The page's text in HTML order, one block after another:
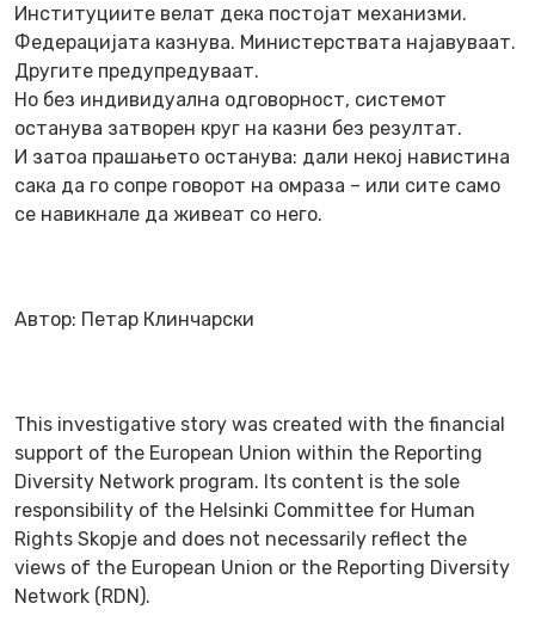
Институциите велат дека постојат механизми.
Федерацијата казнува. Министерствата најавуваат.
Другите предупредуваат.
Но без индивидуална одговорност, системот
останува затворен круг на казни без резултат.
И затоа прашањето останува: дали некој навистина
сака да го сопре говорот на омраза – или сите само
се навикнале да живеат со него.
Автор: Петар Клинчарски
This investigative story was created with the financial
support of the European Union within the Reporting
Diversity Network program. Its content is the sole
responsibility of the Helsinki Committee for Human
Rights Skopje and does not necessarily reflect the
views of the European Union or the Reporting Diversity
Network (RDN).